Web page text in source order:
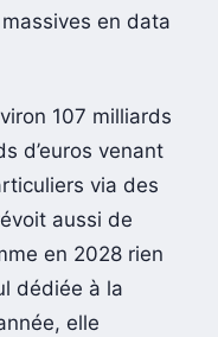
en data
107 milliards
d’euros venant
via des
aussi de
en 2028 rien
dédiée à la
elle